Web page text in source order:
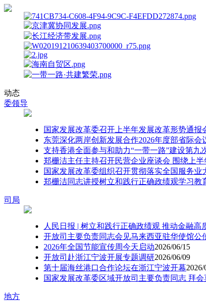
动态
委领导
国家发展改革委召开上半年发展改革形势通报
东莞深化两岸创新发展合作2026年度部省际会
支持香港全面参与和助力“一带一路”建设第九
郑栅洁主任主持召开民营企业座谈会 围绕上
国家发展改革委组织召开贯彻落实全国服务
郑栅洁同志讲授树立和践行正确政绩观学习
司局
人民日报 | 树立和践行正确政绩观 推动金融
开放司主要负责同志会见马来西亚驻华使馆公
2026年全国节能宣传周今天启动2026/06/15
开放司赴浙江宁波开展专题调研2026/06/09
第十届海丝港口合作论坛在浙江宁波开幕2026/
国家发展改革委区域开放司主要负责同志 拜
地方